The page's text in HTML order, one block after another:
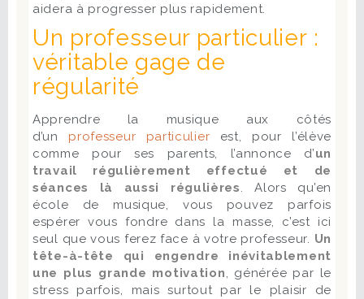
aidera à progresser plus rapidement.
Un professeur particulier :
véritable gage de
régularité
Apprendre la musique aux côtés
d’un professeur particulier est, pour l’élève
comme pour ses parents, l’annonce d’un
travail régulièrement effectué et de
séances là aussi régulières. Alors qu’en
école de musique, vous pouvez parfois
espérer vous fondre dans la masse, c’est ici
seul que vous ferez face à votre professeur. Un
tête-à-tête qui engendre inévitablement
une plus grande motivation, générée par le
stress parfois, mais surtout par le plaisir de